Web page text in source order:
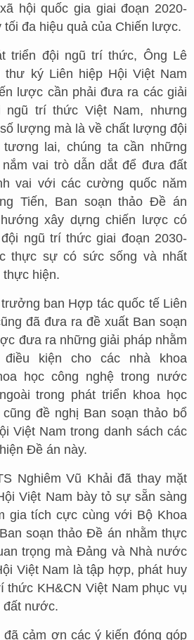
hội quốc gia giai đoạn 2020-
tối đa hiệu quả của Chiến lược.
triển đội ngũ trí thức, Ông Lê
thư ký Liên hiệp Hội Việt Nam
lược cần phải đưa ra các giải
ngũ trí thức Việt Nam, nhưng
lượng mà là về chất lượng đội
lai, chúng ta cần những
vai trò dẫn dắt để đưa đất
vai với các cường quốc năm
Tiến, Ban soạn thảo Đề án
xây dựng chiến lược có
ngũ trí thức giai đoạn 2030-
thực sự có sức sống và nhất
thực hiện.
ban Hợp tác quốc tế Liên
đã đưa ra đề xuất Ban soạn
đưa ra những giải pháp nhằm
điều kiện cho các nhà khoa
học công nghệ trong nước
trong phát triển khoa học
đề nghị Ban soạn thảo bổ
Việt Nam trong danh sách các
Đề án này.
Nghiêm Vũ Khải đã thay mặt
Việt Nam bày tỏ sự sẵn sàng
gia tích cực cùng với Bộ Khoa
soạn thảo Đề án nhằm thực
trọng mà Đảng và Nhà nước
Việt Nam là tập hợp, phát huy
thức KH&CN Việt Nam phục vụ
đất nước.
đã cảm ơn các ý kiến đóng góp